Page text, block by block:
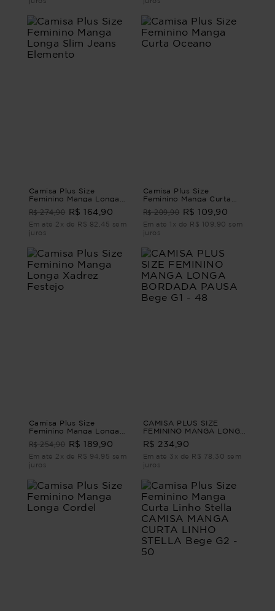
Camisa Plus Size
Feminino Manga Longa
Slim Jeans Elemento
R$ 274,90 R$ 164,90
Em até 2x de R$ 82,45 sem
juros
Camisa Plus Size
Feminino Manga Curta
R$ 209,90 R$ 109,90
Em até 1x de R$ 109,90 sem
juros
Camisa Plus Size
Feminino Manga Longa
Xadrez Festejo
R$ 254,90 R$ 189,90
Em até 2x de R$ 94,95 sem
juros
CAMISA PLUS SIZE
FEMININO MANGA LONGA
BORDADA PAUSA Bege
G1 - 48
R$ 234,90
Em até 3x de R$ 78,30 sem
juros